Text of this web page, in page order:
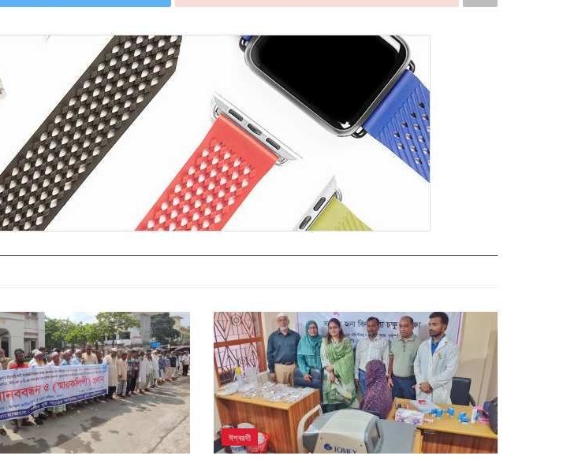
ঈশ্বরদী